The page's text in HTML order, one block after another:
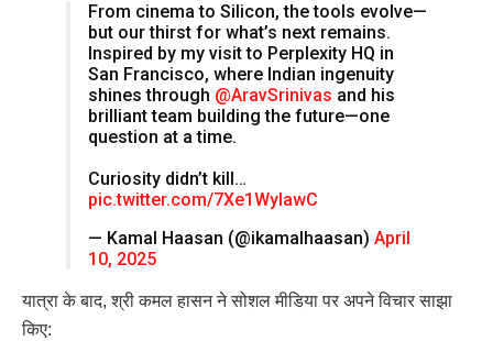
From cinema to Silicon, the tools evolve—
but our thirst for what’s next remains.
Inspired by my visit to Perplexity HQ in
San Francisco, where Indian ingenuity
shines through @AravSrinivas and his
brilliant team building the future—one
question at a time.
Curiosity didn’t kill…
pic.twitter.com/7Xe1WyIawC
— Kamal Haasan (@ikamalhaasan) April
10, 2025
यात्रा के बाद, श्री कमल हासन ने सोशल मीडिया पर अपने विचार साझा
किए: